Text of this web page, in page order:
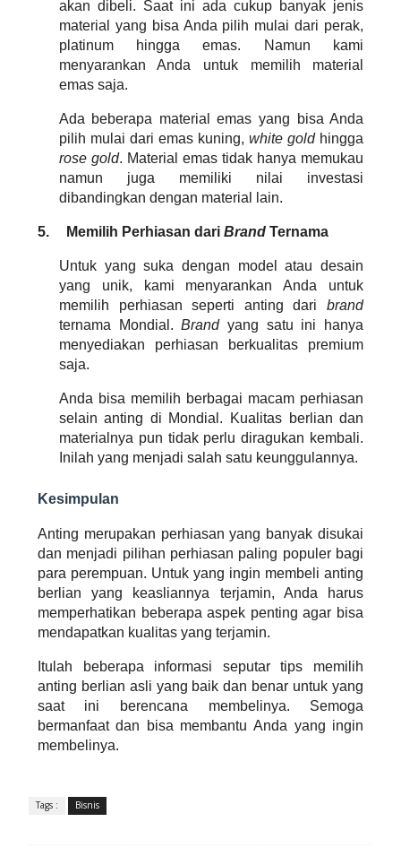
akan dibeli. Saat ini ada cukup banyak jenis
material yang bisa Anda pilih mulai dari perak,
platinum hingga emas. Namun kami
menyarankan Anda untuk memilih material
emas saja.
Ada beberapa material emas yang bisa Anda
pilih mulai dari emas kuning, white gold
rose gold. Material emas tidak hanya memukau
namun juga memiliki nilai investasi
dibandingkan dengan material lain.
5. Memilih Perhiasan dari Brand Ternama
Untuk yang suka dengan model atau desain
yang unik, kami menyarankan Anda untuk
memilih perhiasan seperti anting dari
ternama Mondial. Brand yang satu ini hanya
menyediakan perhiasan berkualitas premium
saja.
Anda bisa memilih berbagai macam perhiasan
selain anting di Mondial. Kualitas berlian dan
materialnya pun tidak perlu diragukan kembali.
Inilah yang menjadi salah satu keunggulannya.
Kesimpulan
Anting merupakan perhiasan yang banyak disukai
dan menjadi pilihan perhiasan paling populer bagi
para perempuan. Untuk yang ingin membeli anting
berlian yang keasliannya terjamin, Anda harus
memperhatikan beberapa aspek penting agar bisa
mendapatkan kualitas yang terjamin.
Itulah beberapa informasi seputar tips memilih
anting berlian asli yang baik dan benar untuk yang
saat ini berencana membelinya. Semoga
bermanfaat dan bisa membantu Anda yang ingin
membelinya.
Tags : Bisnis